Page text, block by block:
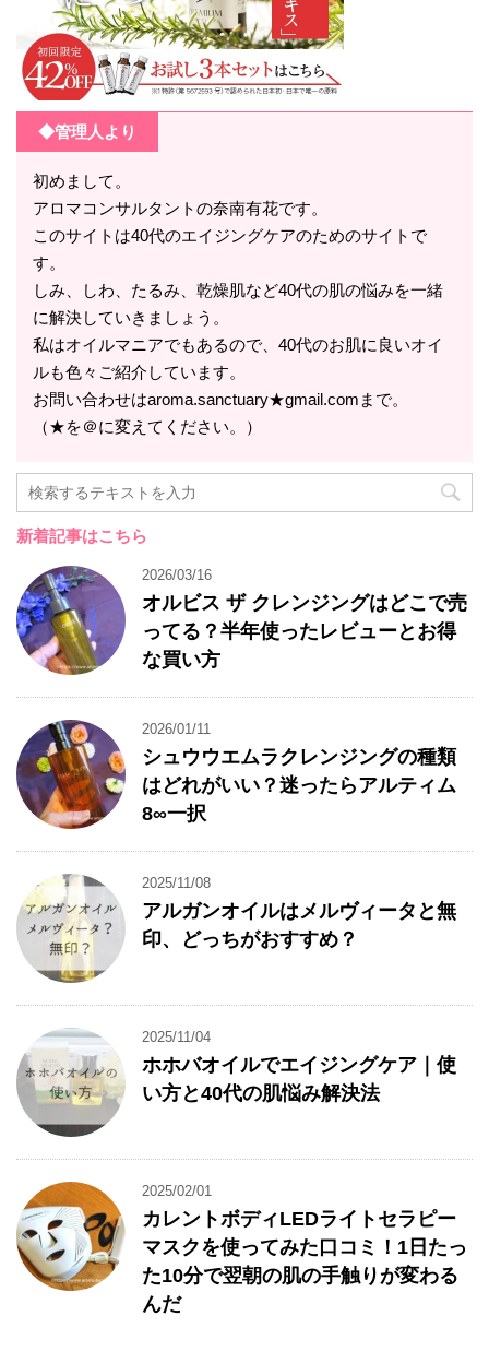
◆管理人より
初めまして。
アロマコンサルタントの奈南有花です。
このサイトは40代のエイジングケアのためのサイトで
す。
しみ、しわ、たるみ、乾燥肌など40代の肌の悩みを一緒
に解決していきましょう。
私はオイルマニアでもあるので、40代のお肌に良いオイ
ルも色々ご紹介しています。
お問い合わせはaroma.sanctuary★gmail.comまで。
（★を＠に変えてください。）
新着記事はこちら
2026/03/16
オルビス ザ クレンジングはどこで売
ってる？半年使ったレビューとお得
な買い方
2026/01/11
シュウウエムラクレンジングの種類
はどれがいい？迷ったらアルティム
8∞一択
2025/11/08
アルガンオイルはメルヴィータと無
印、どっちがおすすめ？
2025/11/04
ホホバオイルでエイジングケア｜使
い方と40代の肌悩み解決法
2025/02/01
カレントボディLEDライトセラピー
マスクを使ってみた口コミ！1日たっ
た10分で翌朝の肌の手触りが変わる
んだ